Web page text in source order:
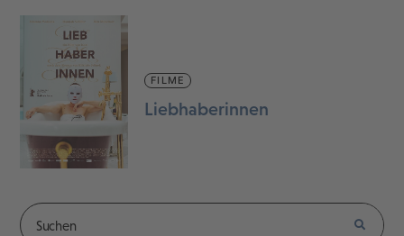
FILME
Liebhaberinnen